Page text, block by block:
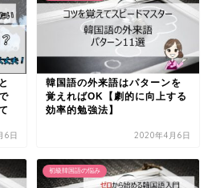
6日
韓国語の外来語はパターンを
覚えればOK【劇的に向上する
効率的勉強法】
2020年4月6日
初級韓国語の悩み